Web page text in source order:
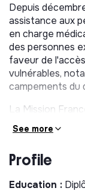
Depuis
assistance aux
en charge
des personnes
faveur de
vulnérables,
campements du
La Mission
- En Ile-de-
charge
et
See more
Profile
Education :